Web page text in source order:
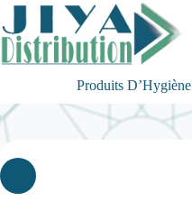
Passer
au
contenu
Produits D’Hygiène